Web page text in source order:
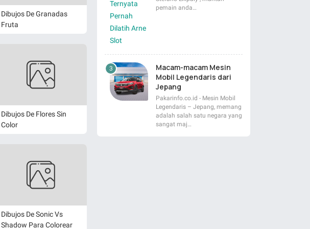
Dibujos De Granadas
Fruta
Dibujos De Flores Sin
Color
Dibujos De Sonic Vs
Shadow Para Colorear
pemain anda…
Macam-macam Mesin
Mobil Legendaris dari
Jepang
Pakarinfo.co.id - Mesin Mobil
Legendaris – Jepang, memang
adalah salah satu negara yang
sangat maj…